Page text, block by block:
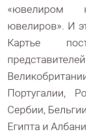
«ювелиром
ювелиров». И
Картье
Португалии,
Сербии,
Египта и